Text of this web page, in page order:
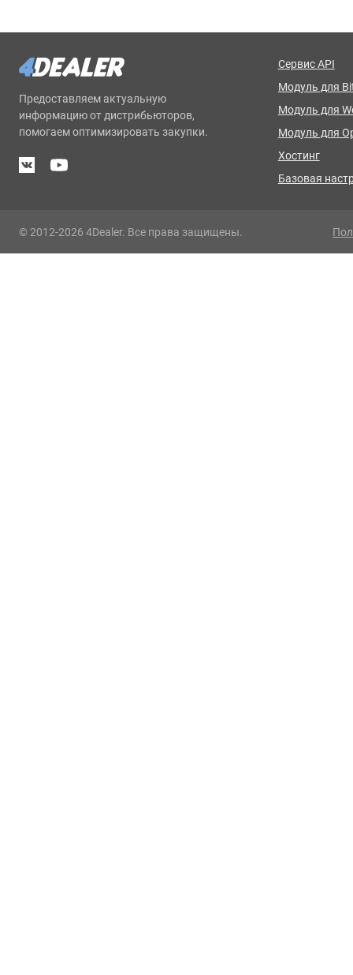
Предоставляем актуальную
информацию от дистрибьюторов,
помогаем оптимизировать закупки.
Сервис API
Модуль для
Модуль для
Модуль для
Хостинг
Базовая
© 2012-2026 4Dealer. Все права защищены.